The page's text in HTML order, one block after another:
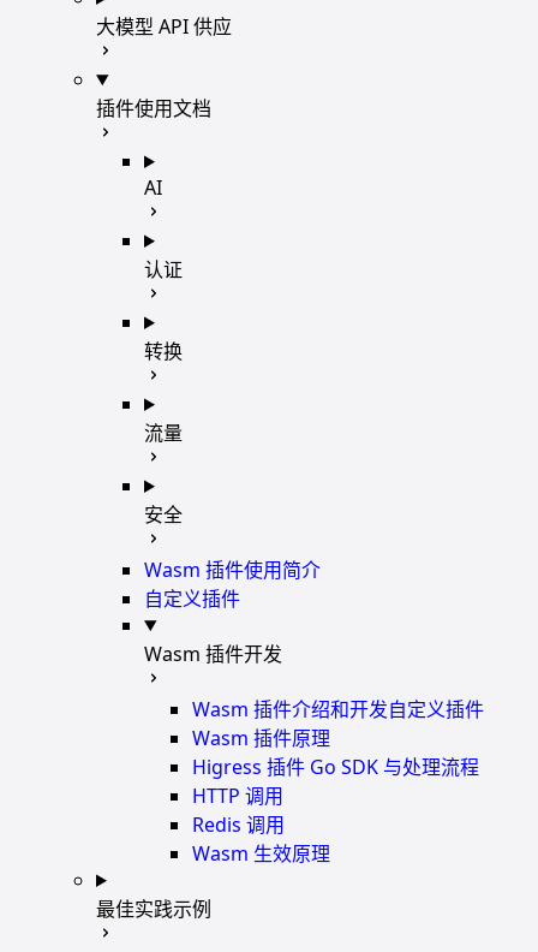
大模型 API 供应
插件使用文档
AI
认证
转换
流量
安全
Wasm 插件使用简介
自定义插件
Wasm 插件开发
Wasm 插件介绍和开发自定义插件
Wasm 插件原理
Higress 插件 Go SDK 与处理流程
HTTP 调用
Redis 调用
Wasm 生效原理
最佳实践示例